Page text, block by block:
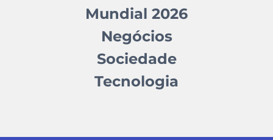
Mundial 2026
Negócios
Sociedade
Tecnologia